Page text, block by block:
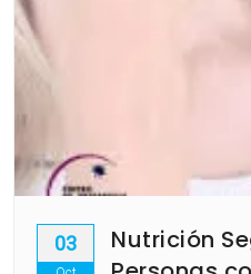
03
Nutrición